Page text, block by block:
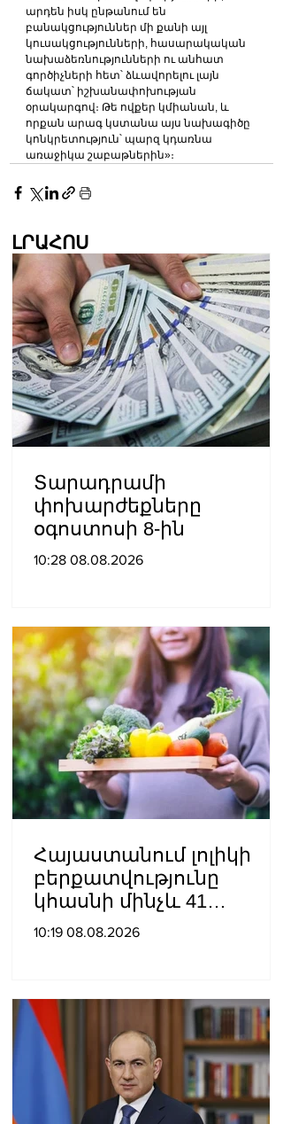
արդեն իսկ ընթանում են
բանակցություններ մի քանի այլ
կուսակցությունների, հասարակական
նախաձեռնությունների ու անհատ
գործիչների հետ՝ ձևավորելու լայն
ճակատ՝ իշխանափոխության
օրակարգով։ Թե ովքեր կմիանան, և
որքան արագ կստանա այս նախագիծը
կոնկրետություն՝ պարզ կդառնա
առաջիկա շաբաթներին»։
ԼՐԱՀՈՍ
Տարադրամի
փոխարժեքները
օգոստոսի 8-ին
10:28 08.08.2026
Հայաստանում լոլիկի
բերքատվությունը
կհասնի մինչև 41
տոննայի՝ մեկ հեկտարից
10:19 08.08.2026